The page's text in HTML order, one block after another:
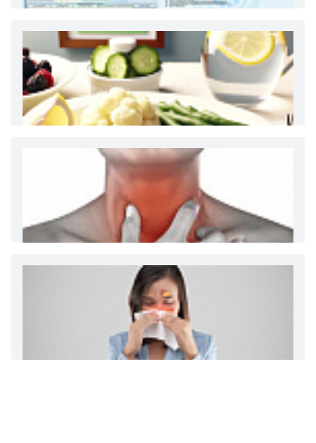
Как и сколько денег можно получить по
Диета 7 стол при заболеваниях почек (острый и
Ларингит: все о ларингите и его лечении. Как
спасти свой голос.